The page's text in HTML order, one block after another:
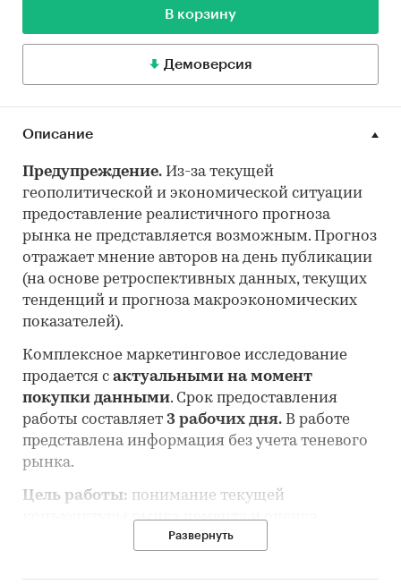
В корзину
Демоверсия
Описание
Предупреждение. Из-за текущей
геополитической и экономической ситуации
предоставление реалистичного прогноза
рынка не представляется возможным. Прогноз
отражает мнение авторов на день публикации
(на основе ретроспективных данных, текущих
тенденций и прогноза макроэкономических
показателей).
Комплексное маркетинговое исследование
продается с актуальными на момент
покупки данными. Срок предоставления
работы составляет 3 рабочих дня. В работе
представлена информация без учета теневого
рынка.
Цель работы: понимание текущей
конъюнктуры рынка цемента и оценка
перспектив его развития.
Развернуть